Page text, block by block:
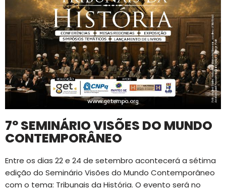
7º SEMINÁRIO VISÕES DO MUNDO
CONTEMPORÂNEO
Entre os dias 22 e 24 de setembro acontecerá a sétima
edição do Seminário Visões do Mundo Contemporâneo
com o tema: Tribunais da História. O evento será no